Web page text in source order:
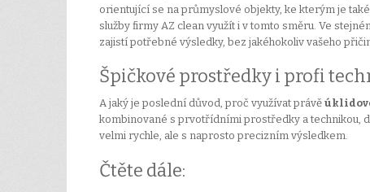
orientující se na průmyslové objekty, ke kterým je
služby firmy AZ clean využít i v tomto směru. Ve
zajistí potřebné výsledky, bez jakéhokoliv vašeho
Špičkové prostředky i profi
A jaký je poslední důvod, proč využívat právě
kombinované s prvotřídními prostředky a technikou,
velmi rychle, ale s naprosto precizním výsledkem.
Čtěte dále: